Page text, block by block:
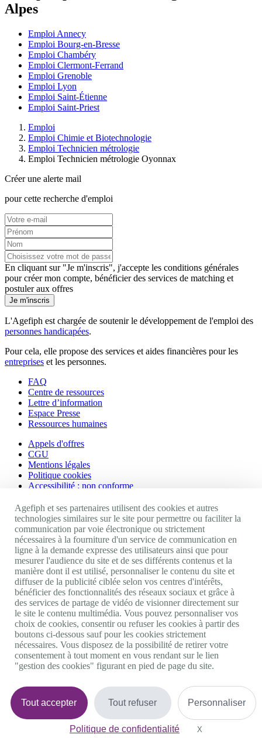
Alpes
Emploi Annecy
Emploi Bourg-en-Bresse
Emploi Chambéry
Emploi Clermont-Ferrand
Emploi Grenoble
Emploi Lyon
Emploi Saint-Étienne
Emploi Saint-Priest
Emploi
Emploi Chimie et Biotechnologie
Emploi Technicien métrologie
Emploi Technicien métrologie Oyonnax
Créer une alerte mail
pour cette recherche d'emploi
En cliquant sur "Je m'inscris", j'accepte les conditions générales
pour créer mon compte, bénéficier des services de matching et
postuler aux offres
Je m'inscris
L'Agefiph est chargée de soutenir le développement de l'emploi des
personnes handicapées.
Pour cela, elle propose des services et aides financières pour les
entreprises et les personnes.
FAQ
Centre de ressources
Lettre d’information
Espace Presse
Ressources humaines
Appels d'offres
CGU
Mentions légales
Politique cookies
Accessibilité : non conforme
Nos autres sites
Site portail Agefiph
Activateur de progrès
Handinnov
Innovation et recherche
Université du RRH
Service AppuiPro
Nous suivre
Youtube
Linkedin
Facebook
Twitter
0 800 11 10 09Services & appel gratuitsDe 9h à 18h.
Nous contacter
Plateforme de mise en contact LSF
Gestion des cookies
Agefiph et ses partenaires utilisent des cookies et autres
technologies similaires sur le site pour permettre ou faciliter la
communication par voie électronique ou strictement
nécessaires à la fourniture d'un service de communication en
ligne à la demande expresse des utilisateurs ainsi que pour
mesurer l'audience du site et de ses différents contenus et la
manière dont il est utilisé, personnaliser le contenu du site et
diffuser de la publicité ciblée selon vos centres d'intérêts,
bénéficier des fonctionnalités des réseaux sociaux et grâce à
des services de partage de vidéo de visionner directement sur
le site le contenu multimédia. Vous pouvez personnaliser vos
choix de cookies, consentir ou refuser les cookies à partir des
boutons ci-dessous sauf pour les cookies strictement
nécessaires. Vous disposez de la possibilité de retirer votre
consentement à tout moment en vous rendant sur le lien
"gestion des cookies" figurant en pied de page du site.
Tout accepter Tout refuser Personnaliser
Politique de confidentialité X